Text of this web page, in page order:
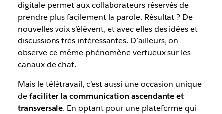
digitale permet aux collaborateurs réservés de
prendre plus facilement la parole. Résultat ? De
nouvelles voix s’élèvent, et avec elles des idées et
discussions très intéressantes. D’ailleurs, on
observe ce même phénomène vertueux sur les
canaux de chat.
Mais le télétravail, c’est aussi une occasion unique
defaciliter la communication ascendante et
transversale. En optant pour une plateforme qui